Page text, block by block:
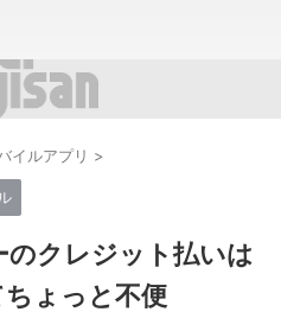
イルアプリ >
のクレジット払いは
ょっと不便